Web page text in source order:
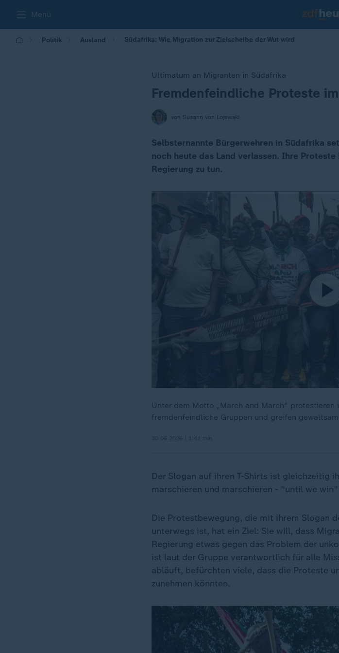
Menü
Politik Ausland Südafrika: Wie Migration zur Zielscheibe der Wut wird
Ultimatum an Migranten in Südafrika
:Fremdenfeindliche Proteste
von Susann von Lojewski
Selbsternannte Bürgerwehren in Südafrika
noch heute das Land verlassen. Ihre
Regierung zu tun.
Unter dem Motto „March and March“ protestieren
fremdenfeindliche Gruppen und greifen
Der Slogan auf ihren T-Shirts ist gleichzeitig
marschieren und marschieren - "until we
Die Protestbewegung, die mit ihrem Slogan
unterwegs ist, hat ein Ziel: Sie will, dass
Regierung etwas gegen das Problem der
ist laut der Gruppe verantwortlich für alle
abläuft, befürchten viele, dass die Proteste
zunehmen könnten.